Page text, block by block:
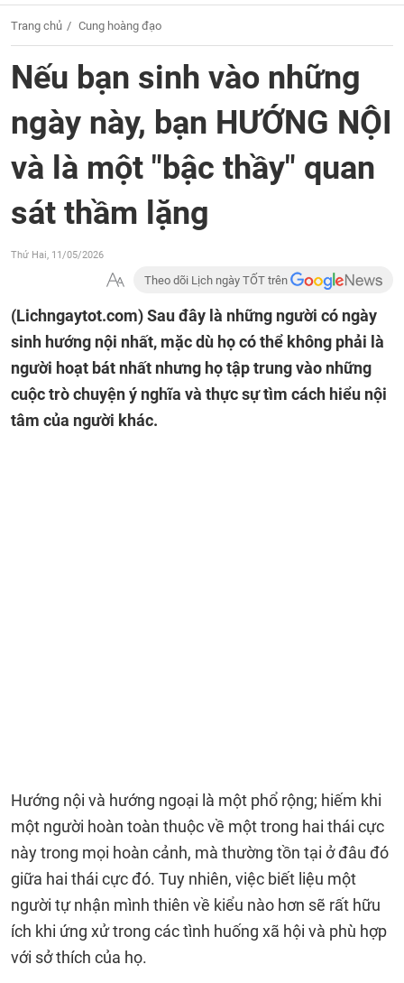
Trang chủ Cung hoàng đạo
Nếu bạn sinh vào những
ngày này, bạn HƯỚNG NỘI
và là một "bậc thầy" quan
sát thầm lặng
Thứ Hai, 11/05/2026
Theo dõi Lịch ngày TỐT trên
(Lichngaytot.com)Sau đây là những người có ngày
sinh hướng nội nhất, mặc dù họ có thể không phải là
người hoạt bát nhất nhưng họ tập trung vào những
cuộc trò chuyện ý nghĩa và thực sự tìm cách hiểu nội
tâm của người khác.
Hướng nội và hướng ngoại là một phổ rộng; hiếm khi
một người hoàn toàn thuộc về một trong hai thái cực
này trong mọi hoàn cảnh, mà thường tồn tại ở đâu đó
giữa hai thái cực đó. Tuy nhiên, việc biết liệu một
người tự nhận mình thiên về kiểu nào hơn sẽ rất hữu
ích khi ứng xử trong các tình huống xã hội và phù hợp
với sở thích của họ.